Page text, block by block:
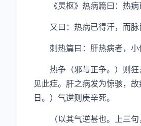
《灵枢》热病篇曰：热病
又曰：热病已得汗，而脉
刺热篇曰：肝热病者，小
热争（邪与正争。）则狂
见此症。肝之病发为惊骇，
日。）气逆则庚辛死。
（以其气逆甚也。上三句